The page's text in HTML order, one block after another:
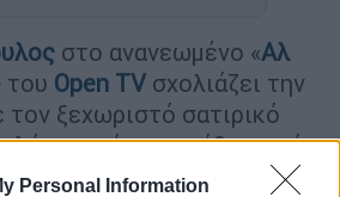
Personal Information
στο ανανεωμένο «Αλ
του Open TV σχολιάζει την
τον ξεχωριστό σατιρικό
μας κάθε φορά